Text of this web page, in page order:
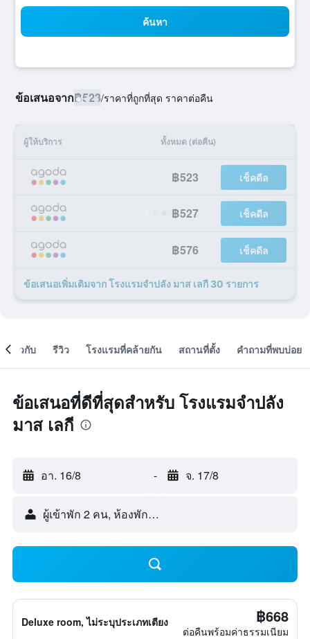
ค้นหา
ข้อเสนอจาก฿523/ราคาที่ถูกที่สุด ราคาต่อคืน
ผู้ให้บริการ ทั้งหมด (ต่อคืน)
฿523 เช็คดีล
฿527 เช็คดีล
฿576 เช็คดีล
ข้อเสนอเพิ่มเติมจาก โรงแรมจำปลัง มาส เลกี 30 รายการ
เกี่ยวกับ รีวิว โรงแรมที่คล้ายกัน สถานที่ตั้ง คำถามที่พบบ่อย
ข้อเสนอที่ดีที่สุดสำหรับ โรงแรมจำปลัง
มาส เลกี
อา. 16/8 - จ. 17/8
ผู้เข้าพัก 2 คน, ห้องพัก 1 ห้อง
Deluxe room, ไม่ระบุประเภทเตียง ฿668
ต่อคืนพร้อมค่าธรรมเนียม